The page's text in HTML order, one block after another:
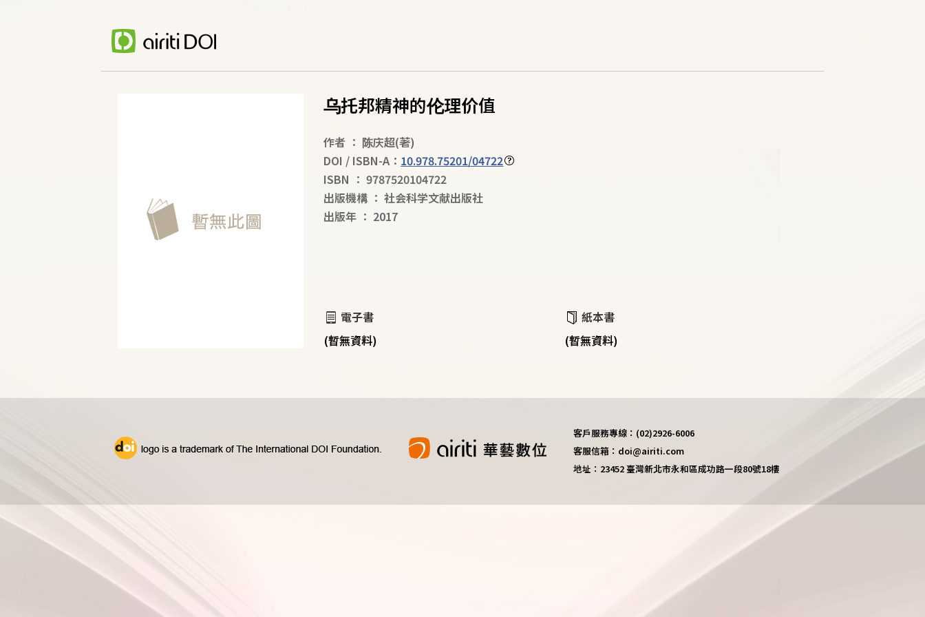
乌托邦精神的伦理价值
作者 ： 陈庆超(著)
DOI / ISBN-A： 10.978.75201/04722
ISBN ： 9787520104722
出版機構 ： 社会科学文献出版社
出版年 ： 2017
電子書
(暫無資料)
紙本書
(暫無資料)
客戶服務專線：(02)2926-6006
客服信箱：doi@airiti.com
地址：23452 臺灣新北市永和區成功路一段80號18樓